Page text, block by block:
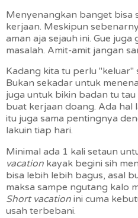
Menyenangkan banget bisa
kerjaan. Meskipun
aman aja sejauh ini. Gue
masalah. Amit-amit jangan
Kadang kita tu perlu "keluar"
Bukan sekadar untuk
juga untuk bikin badan tu
buat kerjaan doang. Ada hal
itu juga sama pentingnya
lakuin tiap hari.
Minimal ada 1 kali setaun
vacation kayak begini sih
bisa lebih lebih bagus, asal
maksa sampe ngutang kalo
Short vacation ini cuma
usah terbebani.